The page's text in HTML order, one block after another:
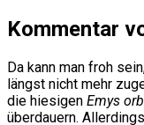
Kommentar
Da kann man froh
längst nicht mehr
die hiesigen Emys
überdauern.